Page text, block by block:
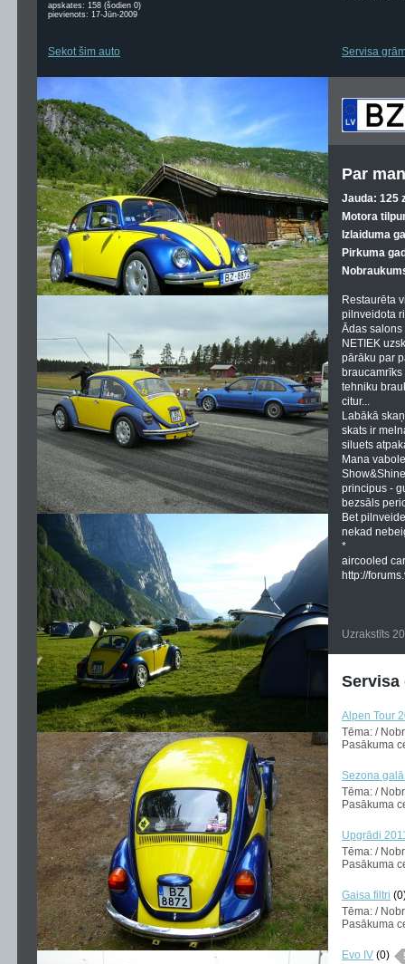
apskates: 158 (šodien 0)
pievienots: 17-Jūn-2009
Sekot šim auto Servisa
Par
Jauda: 125
Motora
Izlaiduma
Pirkuma
Restaurēta
pilnveidota
Ādas
NETIEK
pārāku par
tehniku
citur...
Labākā
skats ir
siluets
Mana
principus -
bezsāls
Bet
nekad
*
aircooled
http://
Uzrakstīts
Servisa
Alpen Tour
Tēma: /
Pasākuma
Sezona
Tēma: /
Pasākuma
Upgrādi
Tēma: /
Pasākuma
Gaisa filtri
Tēma: /
Pasākuma
Evo IV (0)